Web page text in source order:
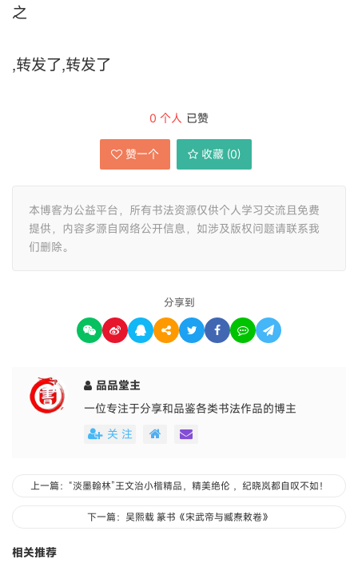
之
,转发了,转发了
0 个人 已赞
赞一个 收藏 (0)
本博客为公益平台，所有书法资源仅供个人学习交流且免费
提供，内容多源自网络公开信息，如涉及版权问题请联系我
们删除。
分享到
品品堂主
一位专注于分享和品鉴各类书法作品的博主
关 注
上一篇：“淡墨翰林”王文治小楷精品，精美绝伦 ，纪晓岚都自叹不如！
下一篇：吴熙载 篆书《宋武帝与臧焘敕卷》
相关推荐